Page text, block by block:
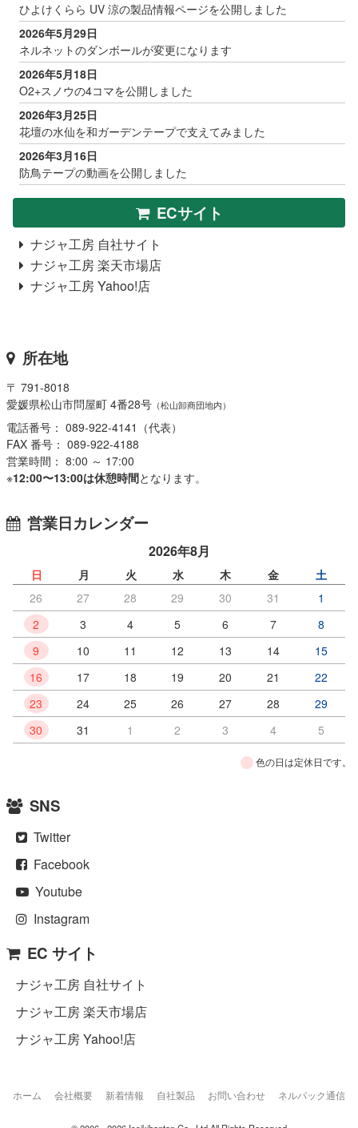
ひよけくらら UV 涼の製品情報ページを公開しました
2026年5月29日
ネルネットのダンボールが変更になります
2026年5月18日
O2+スノウの4コマを公開しました
2026年3月25日
花壇の水仙を和ガーデンテープで支えてみました
2026年3月16日
防鳥テープの動画を公開しました
ECサイト
ナジャ工房 自社サイト
ナジャ工房 楽天市場店
ナジャ工房 Yahoo!店
所在地
〒 791-8018
愛媛県松山市問屋町 4番28号 （松山卸商団地内）
電話番号： 089-922-4141（代表）
FAX 番号： 089-922-4188
営業時間： 8:00 ～ 17:00
※12:00〜13:00は休憩時間となります。
営業日カレンダー
2026年8月
日 月 火 水 木 金
土
26
27 28 29 30 31
1
2
3 4 5 6 7
8
9
10 11 12 13 14
15
16
17 18 19 20 21
22
23
24 25 26 27 28
29
30
31 1 2 3 4 5
色の日は定休日です。
SNS
Twitter
Facebook
Youtube
Instagram
EC サイト
ナジャ工房 自社サイト
ナジャ工房 楽天市場店
ナジャ工房 Yahoo!店
ホーム 会社概要 新着情報 自社製品 お問い合わせ ネルパック通信